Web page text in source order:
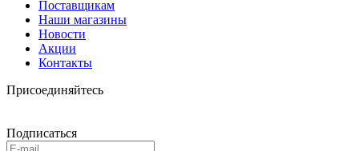
Поставщикам
Наши магазины
Новости
Акции
Контакты
Присоединяйтесь
Подписаться